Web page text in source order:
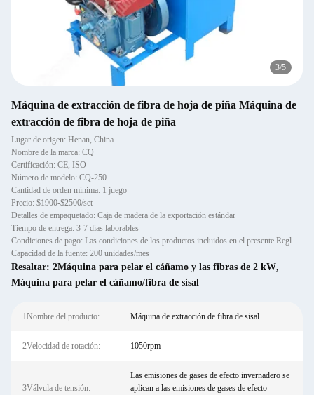
3/5
Máquina de extracción de fibra de hoja de piña Máquina de
extracción de fibra de hoja de piña
Lugar de origen: Henan, China
Nombre de la marca: CQ
Certificación: CE, ISO
Número de modelo: CQ-250
Cantidad de orden mínima: 1 juego
Precio: $1900-$2500/set
Detalles de empaquetado: Caja de madera de la exportación estándar
Tiempo de entrega: 3-7 días laborables
Condiciones de pago: Las condiciones de los productos incluidos en el presente Reglamento son las siguientes:
Capacidad de la fuente: 200 unidades/mes
Resaltar: 2Máquina para pelar el cáñamo y las fibras de 2 kW,
Máquina para pelar el cáñamo/fibra de sisal
1Nombre del producto: Máquina de extracción de fibra de sisal
2Velocidad de rotación: 1050rpm
3Válvula de tensión:
Las emisiones de gases de efecto invernadero se
aplican a las emisiones de gases de efecto